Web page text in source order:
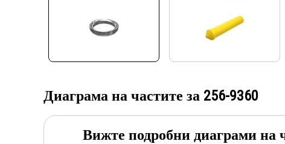
Диаграма на частите за 256-9360
Вижте подробни диаграми на